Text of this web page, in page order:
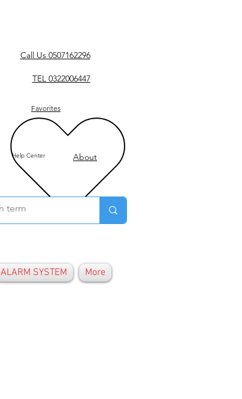
Call Us 0507162296
TEL 0322006447
Favorites
Help Center About
ALARM SYSTEM More